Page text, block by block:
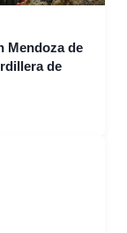
Mendoza de
de